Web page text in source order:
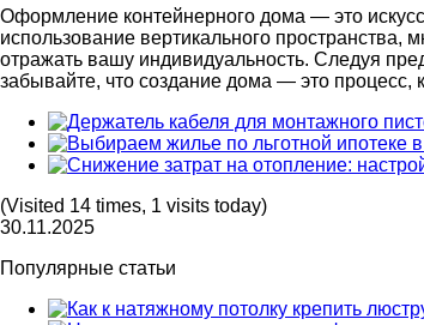
Оформление контейнерного дома — это
использование вертикального
отражать вашу индивидуальность. Следуя
забывайте, что создание дома — это процесс,
(Visited 14 times, 1 visits today)
30.11.2025
Популярные статьи